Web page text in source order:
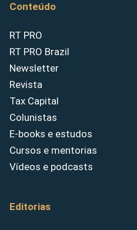
Conteúdo
RT PRO
RT PRO Brazil
Newsletter
Revista
Tax Capital
Colunistas
E-books e estudos
Cursos e mentorias
Vídeos e podcasts
Editorias